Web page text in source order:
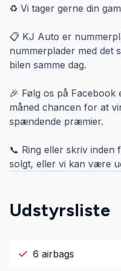
♻️ Vi tager gerne din
📋 KJ Auto er
nummerplader med det
bilen samme dag.
🎉 Følg os på
måned chancen for at
spændende præmier.
📞 Ring eller skriv
solgt, eller vi kan være
Udstyrsliste
6 airbags